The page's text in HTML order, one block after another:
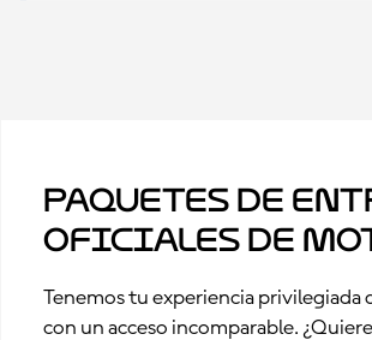
Paquetes de
Oficiales de
Tenemos tu experiencia privilegiada
con un acceso incomparable.